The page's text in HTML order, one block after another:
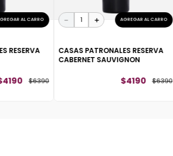
AL CARRO
RESERVA
4190 $6390
＋
－ AGREGAR AL CARRO
CASAS PATRONALES RESERVA
CABERNET SAUVIGNON
$4190 $6390